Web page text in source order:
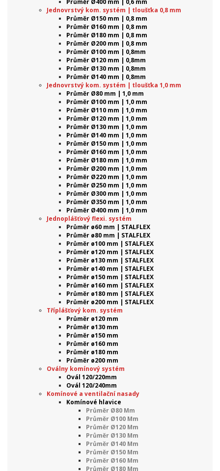
Průměr Ø400 mm | 0,6 mm
Jednovrstvý kom. systém | tloušťka 0,8 mm
Průměr Ø150 mm | 0,8 mm
Průměr Ø160 mm | 0,8 mm
Průměr Ø180 mm | 0,8 mm
Průměr Ø200 mm | 0,8 mm
Průměr Ø100 mm | 0,8mm
Průměr Ø120 mm | 0,8mm
Průměr Ø130 mm | 0,8mm
Průměr Ø140 mm | 0,8mm
Jednovrstvý kom. systém | tloušťka 1,0 mm
Průměr Ø80 mm | 1,0 mm
Průměr Ø100 mm | 1,0 mm
Průměr Ø110 mm | 1,0 mm
Průměr Ø120 mm | 1,0 mm
Průměr Ø130 mm | 1,0 mm
Průměr Ø140 mm | 1,0 mm
Průměr Ø150 mm | 1,0 mm
Průměr Ø160 mm | 1,0 mm
Průměr Ø180 mm | 1,0 mm
Průměr Ø200 mm | 1,0 mm
Průměr Ø220 mm | 1,0 mm
Průměr Ø250 mm | 1,0 mm
Průměr Ø300 mm | 1,0 mm
Průměr Ø350 mm | 1,0 mm
Průměr Ø400 mm | 1,0 mm
Jednoplášťový flexi. systém
Průměr ø60 mm | STALFLEX
Průměr ø80 mm | STALFLEX
Průměr ø100 mm | STALFLEX
Průměr ø120 mm | STALFLEX
Průměr ø130 mm | STALFLEX
Průměr ø140 mm | STALFLEX
Průměr ø150 mm | STALFLEX
Průměr ø160 mm | STALFLEX
Průměr ø180 mm | STALFLEX
Průměr ø200 mm | STALFLEX
Tříplášťový kom. systém
Průměr ø120 mm
Průměr ø130 mm
Průměr ø150 mm
Průměr ø160 mm
Průměr ø180 mm
Průměr ø200 mm
Oválny komínový systém
Ovál 120/220mm
Ovál 120/240mm
Komínové a ventilační nasady
Komínové hlavice
Průměr Ø80 Mm
Průměr Ø100 Mm
Průměr Ø120 Mm
Průměr Ø130 Mm
Průměr Ø140 Mm
Průměr Ø150 Mm
Průměr Ø160 Mm
Průměr Ø180 Mm